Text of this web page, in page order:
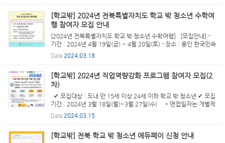
[학교밖] 2024년 전북특별자치도 학교 밖 청소년 수학여
행 참여자 모집 안내
[2024년 전북특별자치도 학교 밖 청소년 수학여행] [모집안내] -
기간 : 2024년 4월 19일(금) ~ 4월 20일(토) - 장소 : 용인 한국민속
촌·에버랜드 - 대상 : 도내 학교 밖 청소년 50명 ※ 신청 인원 50명
초과할 경우, 지역 안배하고 우선순위에 따라 선발할 ...
Date2024.03.18
[학교밖] 2024년 직업역량강화 프로그램 참여자 모집(2
차)
✔ 모집대상 : 도내 만 15세 이상 24세 이하 학교 밖 청소년 ✔ 모집
기간 : 2024년 3월 18일(월)~3월 27일(수) * 면접일자는 개별적
으로 연락 ✔ 주요 활동 내용은 안내 포스터 참조 ✔ 신청방법 : 소속
학교밖청소년지원센터를 통하여 신청(☎063.274.1388 ...
Date2024.03.15
[학교밖] 전북 학교 밖 청소년 에듀페이 신청 안내